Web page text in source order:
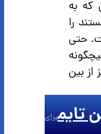
که به
را
حتی
از بین
تایمبرای